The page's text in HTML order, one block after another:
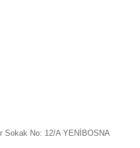
Sokak No: 12/A YENİBOSNA